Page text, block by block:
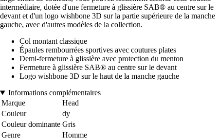
intermédiaire, dotée d'une fermeture à glissière SAB® au centre sur le
devant et d'un logo wishbone 3D sur la partie supérieure de la manche
gauche, avec d'autres modèles de la collection.
Col montant classique
Épaules rembourrées sportives avec coutures plates
Demi-fermeture à glissière avec protection du menton
Fermeture à glissière SAB® au centre sur le devant
Logo wishbone 3D sur le haut de la manche gauche
Informations complémentaires
Marque
Head
Couleur
dy
Couleur dominante Gris
Genre
Homme